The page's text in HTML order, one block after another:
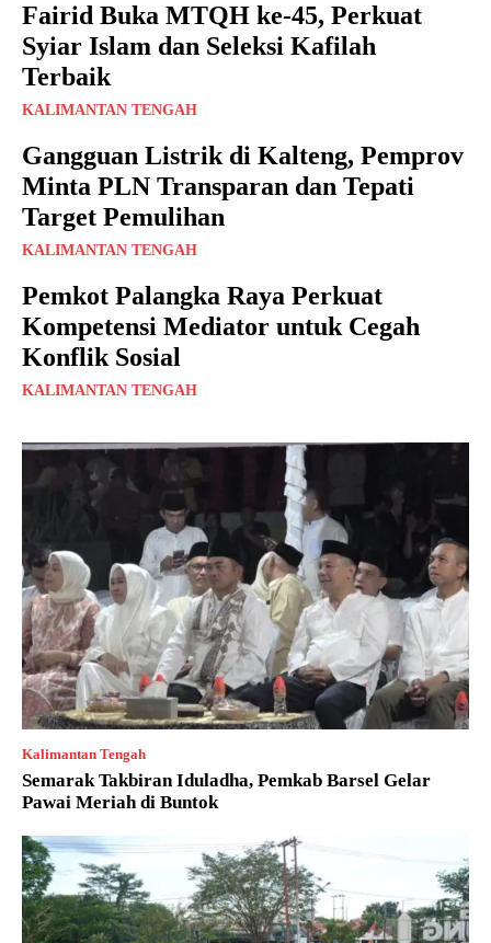
Fairid Buka MTQH ke-45, Perkuat
Syiar Islam dan Seleksi Kafilah
Terbaik
KALIMANTAN TENGAH
Gangguan Listrik di Kalteng, Pemprov
Minta PLN Transparan dan Tepati
Target Pemulihan
KALIMANTAN TENGAH
Pemkot Palangka Raya Perkuat
Kompetensi Mediator untuk Cegah
Konflik Sosial
KALIMANTAN TENGAH
Kalimantan Tengah
Semarak Takbiran Iduladha, Pemkab Barsel Gelar
Pawai Meriah di Buntok